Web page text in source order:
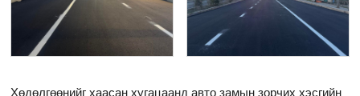
Хөдөлгөөнийг хаасан хугацаанд авто замын зорчих хэсгийн